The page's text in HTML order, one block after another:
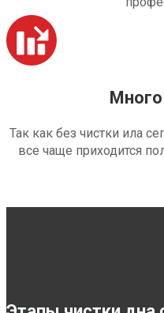
Так как без чистки ила
все чаще приходится